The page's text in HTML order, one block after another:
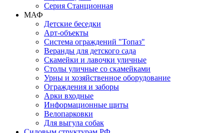
Серия Станционная
МАФ
Детские беседки
Арт-объекты
Система ограждений "Топаз"
Веранды для детского сада
Скамейки и лавочки уличные
Столы уличные со скамейками
Урны и хозяйственное оборудование
Ограждения и заборы
Арки входные
Информационные щиты
Велопарковки
Для выгула собак